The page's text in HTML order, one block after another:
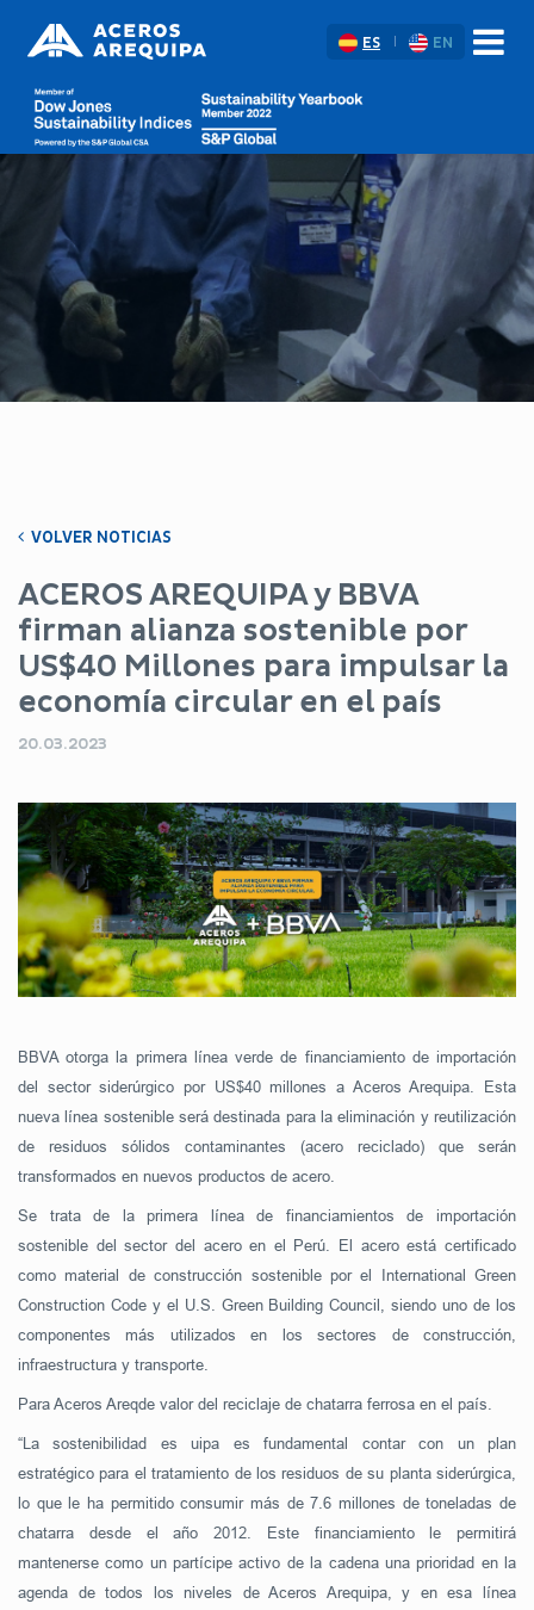
ES EN
VOLVER NOTICIAS
ACEROS AREQUIPA y BBVA
firman alianza sostenible por
US$40 Millones para impulsar la
economía circular en el país
20.03.2023
BBVA otorga la primera línea verde de financiamiento de importación
del sector siderúrgico por US$40 millones a Aceros Arequipa. Esta
nueva línea sostenible será destinada para la eliminación y reutilización
de residuos sólidos contaminantes (acero reciclado) que serán
transformados en nuevos productos de acero.
Se trata de la primera línea de financiamientos de importación
sostenible del sector del acero en el Perú. El acero está certificado
como material de construcción sostenible por el International Green
Construction Code y el U.S. Green Building Council, siendo uno de los
componentes más utilizados en los sectores de construcción,
infraestructura y transporte.
Para Aceros Areqde valor del reciclaje de chatarra ferrosa en el país.
“La sostenibilidad es uipa es fundamental contar con un plan
estratégico para el tratamiento de los residuos de su planta siderúrgica,
lo que le ha permitido consumir más de 7.6 millones de toneladas de
chatarra desde el año 2012. Este financiamiento le permitirá
mantenerse como un partícipe activo de la cadena una prioridad en la
agenda de todos los niveles de Aceros Arequipa, y en esa línea